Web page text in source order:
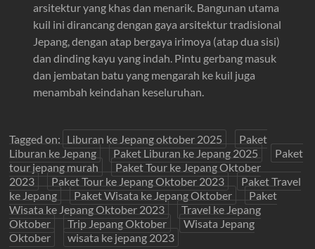
arsitektur yang khas dan menarik. Bangunan utama
kuil ini dirancang dengan gaya arsitektur tradisional
Jepang, dengan atap bergaya irimoya (atap dua sisi)
dan dinding kayu yang indah. Pintu gerbang masuk
dan jembatan batu yang mengarah ke kuil juga
menambah keindahan keseluruhan.
Tagged on: Liburan ke Jepang oktober 2025
Paket
Liburan ke Jepang
Paket Liburan ke Jepang 2025
Paket
tour jepang murah
Paket Tour ke Jepang Oktober
2023
Paket Tour ke Jepang Oktober 2023
Paket Travel
ke Jepang
Paket Wisata ke Jepang Oktober
Paket
Wisata ke Jepang Oktober 2023
Travel ke Jepang
Oktober
Trip Jepang Oktober
Wisata Jepang
Oktober
wisata ke jepang 2023